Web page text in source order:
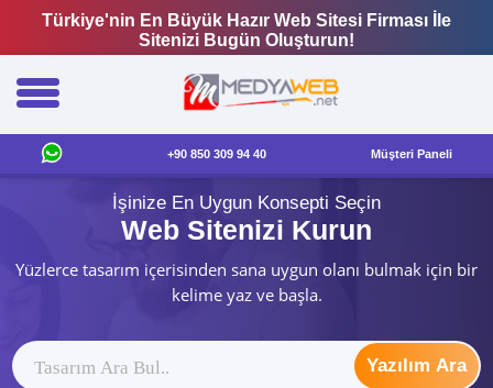
Türkiye'nin En Büyük Hazır Web Sitesi Firması İle
Sitenizi Bugün Oluşturun!
+90 850 309 94 40 Müşteri Paneli
İşinize En Uygun Konsepti Seçin
Web Sitenizi Kurun
Yüzlerce tasarım içerisinden sana uygun olanı bulmak için bir
kelime yaz ve başla.
Yazılım Ara